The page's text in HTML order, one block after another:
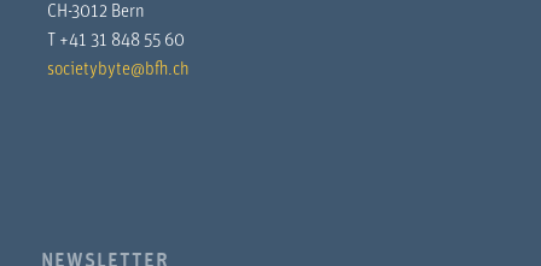
CH-3012 Bern
T +41 31 848 55 60
societybyte@bfh.ch